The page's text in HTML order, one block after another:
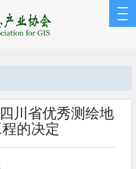
川省优秀测绘地
的决定